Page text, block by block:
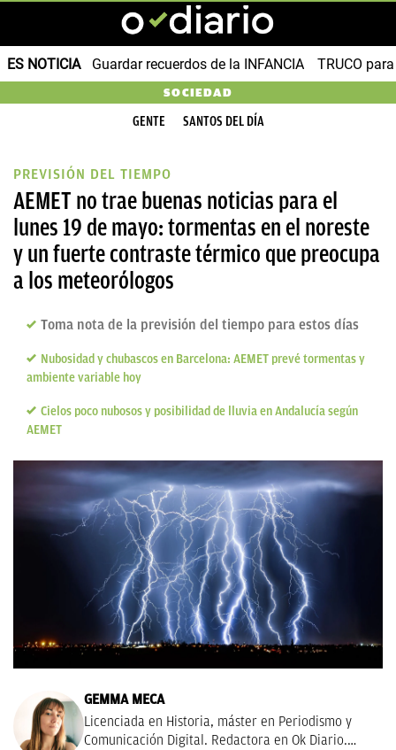
ES NOTICIA Guardar recuerdos de la INFANCIA TRUCO
SOCIEDAD
GENTE SANTOS DEL DÍA
PREVISIÓN DEL TIEMPO
AEMET no trae buenas noticias para el
lunes 19 de mayo: tormentas en el noreste
y un fuerte contraste térmico que preocupa
a los meteorólogos
Toma nota de la previsión del tiempo para estos días
Nubosidad y chubascos en Barcelona: AEMET prevé tormentas y
ambiente variable hoy
Cielos poco nubosos y posibilidad de lluvia en Andalucía según
AEMET
GEMMA MECA
Licenciada en Historia, máster en Periodismo y
Comunicación Digital. Redactora en Ok Diario.